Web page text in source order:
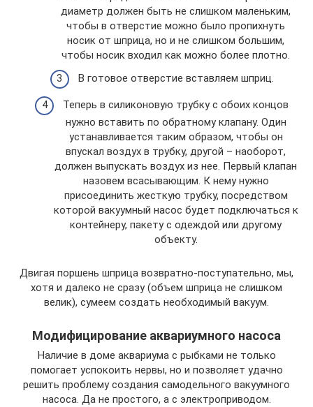
диаметр должен быть не слишком маленьким,
чтобы в отверстие можно было пропихнуть
носик от шприца, но и не слишком большим,
чтобы носик входил как можно более плотно.
В готовое отверстие вставляем шприц.
Теперь в силиконовую трубку с обоих концов
нужно вставить по обратному клапану. Один
устанавливается таким образом, чтобы он
впускал воздух в трубку, другой – наоборот,
должен выпускать воздух из нее. Первый клапан
назовем всасывающим. К нему нужно
присоединить жесткую трубку, посредством
которой вакуумный насос будет подключаться к
контейнеру, пакету с одеждой или другому
объекту.
Двигая поршень шприца возвратно-поступательно, мы,
хотя и далеко не сразу (объем шприца не слишком
велик), сумеем создать необходимый вакуум.
Модифицирование аквариумного насоса
Наличие в доме аквариума с рыбками не только
помогает успокоить нервы, но и позволяет удачно
решить проблему создания самодельного вакуумного
насоса. Да не простого, а с электроприводом.